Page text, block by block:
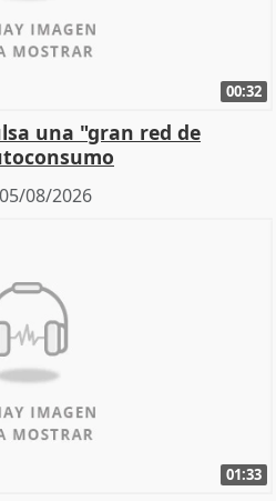
00:32
una "gran red de
05/08/2026
01:33